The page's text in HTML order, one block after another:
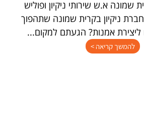
שמונה א.ש שירותי ניקיון ופוליש
חברת ניקיון בקרית שמונה שתהפוך
אמנות? הגעתם למקום...
להמשך קריאה >